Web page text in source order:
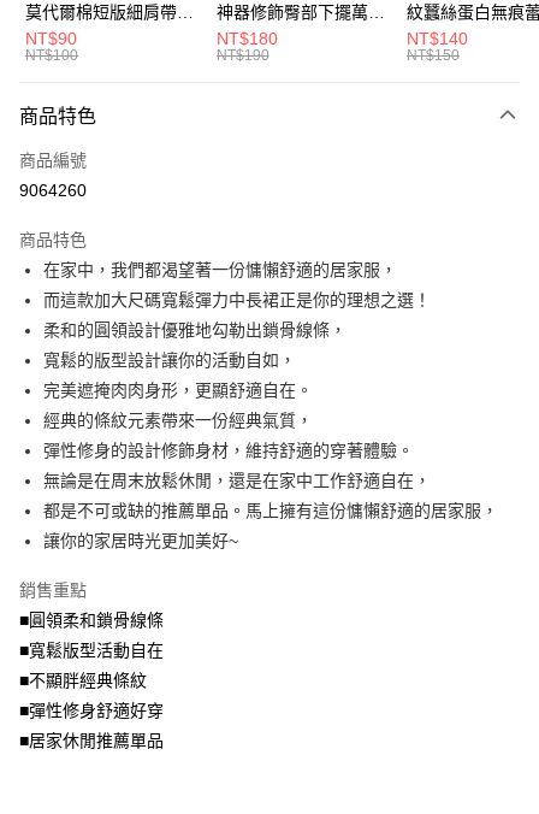
Google Pay
全盈+PAY
大哥付你分期
【大哥付你分期使用說明】
1.本服務由台灣大哥大提供，台灣大哥大用戶可立即使用無須另外申請。
流程，驗證手機門號後，選擇欲分期的期數、繳款截止日，確認付款後即完
成交易。
3.實際核准額度、可分期數及費用金額請依後續交易確認頁面所載為準。
4.訂單成立30分鐘內，如未前往確認交易或遇審核未通過，訂單將自動取
法說明評估內容。
【繳款方式說明】
1.分期款項不併入電信帳單，「大哥付你分期」於每月結算日後寄送繳費提
醒簡訊。
2.透過簡訊連結打開帳單後，可選擇「超商條碼／台灣大直營門市／銀行轉
帳／街口支付／iPASS MONEY」等通路繳費。
【注意事項】
1.本服務係由「台灣大哥大股份有限公司」（以下簡稱本公司）所提供，讓
用戶於交易時，得透過本服務購買商品或服務，並由商店將買賣／分期付款
資料（包含姓名、電話或地址）提供予台灣大哥大進項蒐集、處理及利用，
由本公司與您本人進行分期帳單所需資料之確認、核對及更正。
3.完整用戶服務條款，請詳閱以下連結：
AFTEE先享後付
【關於「AFTEE先享後付」】
AFTEE先享後付是「在收到商品之後才付款」的支付方式。 讓您購物簡單
便利好安心！
１．簡單：不需註冊會員、不需綁卡、不需儲值。
２．便利：只要手機號碼，簡訊認證，即可結帳。
３．安心：先確認商品／服務後，再付款。
【「AFTEE先享後付」結帳流程】
１．於結帳方式選擇「AFTEE先享後付」後，將跳轉至「AFTEE先享後付」
２．訂單成立數日內，您將收到繳費通知簡訊。
３．收到繳費通知簡訊後14天內，點擊此簡訊中的連結，可透過四大超商／
ATM／網路銀行／等多元方式進行付款，方視為交易完成。
※ 請注意：結帳手續完成當下不需立刻繳費，但若您需要取消訂單，請聯絡
購買商品的店家。未經商家同意取消之訂單仍視為有效，需透過AFTEE先享
※ 交易是否成功請以「AFTEE先享後付 」之結帳頁面顯示為準，若有關於
是否繳費成功／繳費後需取消欲退款等相關疑問，請聯繫「AFTEE先享後付
客戶支援中心」 https://netprotections.freshdesk.com/support/home
【注意事項】
易，需依本服務之必要範圍內提供個人資料，並將交易相關給付款項請求債
權轉讓予恩沛科技股份有限公司。
ATM付款
全家取貨付款
每筆NT$70，滿NT$699(含以上)免運費
付款後全家取貨
7-11取貨付款
每筆NT$70，滿NT$799(含以上)免運費
付款後7-11取貨
每筆NT$70，滿NT$699(含以上)免運費
宅配
莫代爾棉短版細肩帶素
色背心(白.黑.灰L-2L)-
U582眼圈熊中大尺碼
NT$90
NT$100
神器修飾臀部下擺萬用
內搭裙/遮臀裙(黑2L-
6L)-Q155眼圈熊中大
NT$180
NT$190
紋蠶絲蛋白無痕
角內褲(白.粉.藍.
3L)-L28眼圈熊中
NT$140
NT$150
商品特色
商品編號
9064260
商品特色
在家中，我們都渴望著一份慵懶舒適的居家服，
而這款加大尺碼寬鬆彈力中長裙正是你的理想之選！
柔和的圓領設計優雅地勾勒出鎖骨線條，
寬鬆的版型設計讓你的活動自如，
完美遮掩肉肉身形，更顯舒適自在。
經典的條紋元素帶來一份經典氣質，
彈性修身的設計修飾身材，維持舒適的穿著體驗。
無論是在周末放鬆休閒，還是在家中工作舒適自在，
都是不可或缺的推薦單品。馬上擁有這份慵懶舒適的居家服，
讓你的家居時光更加美好~
銷售重點
■圓領柔和鎖骨線條
■寬鬆版型活動自在
■不顯胖經典條紋
■彈性修身舒適好穿
■居家休閒推薦單品